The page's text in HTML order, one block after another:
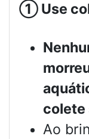
① Use
colete
Ao